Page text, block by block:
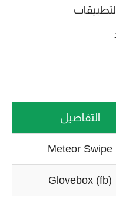
التفاصيل
Meteor Swipe
Glovebox (fb)